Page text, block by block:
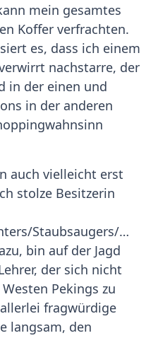
mein gesamtes
Koffer verfrachten.
es, dass ich einem
nachstarre, der
in der einen und
in der anderen
auch vielleicht erst
stolze Besitzerin
Staubsaugers/…
bin auf der Jagd
der sich nicht
Pekings zu
fragwürdige
langsam, den